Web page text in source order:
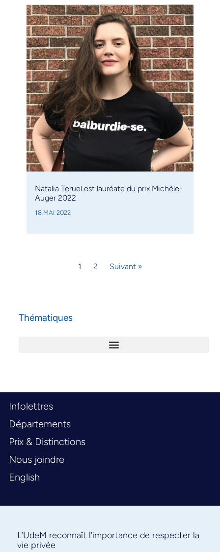
Natalia Teruel est lauréate du prix Michèle-
Auger 2022
18 MAI 2022
1 2 Suivant »
Thématiques
Infolettres
Départements
Prix & Distinctions
Nous joindre
English
L’UdeM reconnaît l’importance de respecter la
vie privée